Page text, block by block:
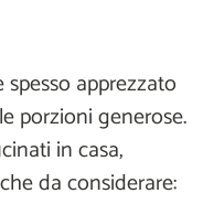
apprezzato
porzioni generose.
in casa,
da considerare: